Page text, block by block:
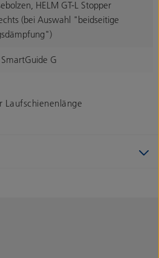
HELM GT-L Stopper
(bei Auswahl "beidseitige
G